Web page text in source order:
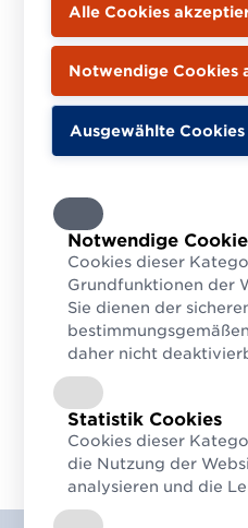
Notwendige
Cookies dieser
Grundfunktionen der
Sie dienen der
daher nicht
Statistik Cookies
Cookies dieser
die Nutzung der
analysieren und die